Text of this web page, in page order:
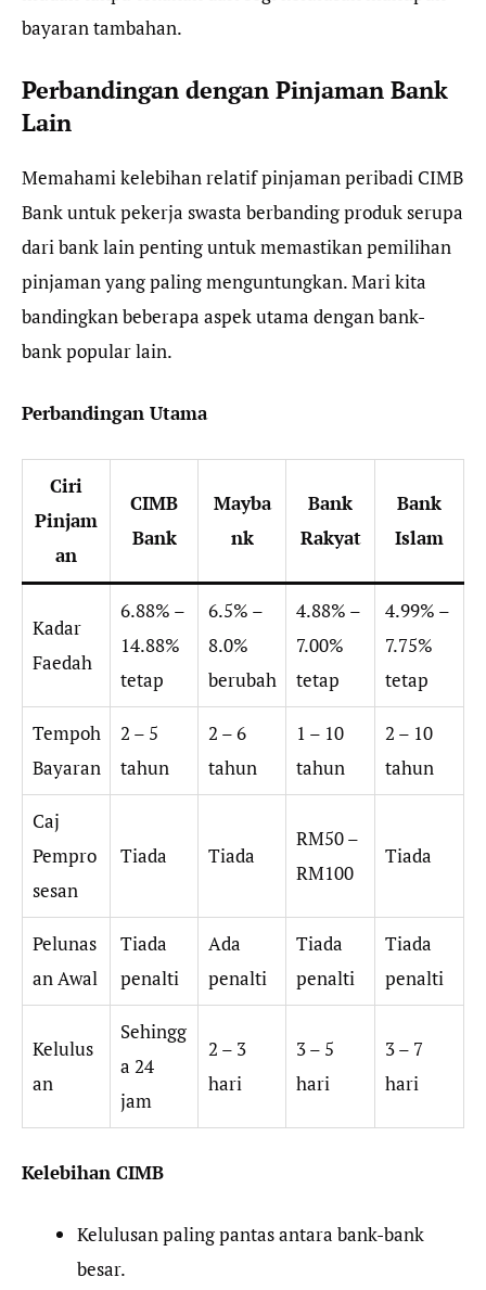
bayaran tambahan.
Perbandingan dengan Pinjaman Bank
Lain
Memahami kelebihan relatif pinjaman peribadi CIMB
Bank untuk pekerja swasta berbanding produk serupa
dari bank lain penting untuk memastikan pemilihan
pinjaman yang paling menguntungkan. Mari kita
bandingkan beberapa aspek utama dengan bank-
bank popular lain.
Perbandingan Utama
Ciri
Pinjam
an
CIMB
Bank
Mayba
nk
Bank
Rakyat
Bank
Islam
Kadar
Faedah
6.88% –
14.88%
tetap
6.5% –
8.0%
berubah
4.88% –
7.00%
tetap
4.99% –
7.75%
tetap
Tempoh
Bayaran
2 – 5
tahun
2 – 6
tahun
1 – 10
tahun
2 – 10
tahun
Caj
Pempro
sesan
Tiada Tiada
RM50 –
RM100
Tiada
Pelunas
an Awal
Tiada
penalti
Ada
penalti
Tiada
penalti
Tiada
penalti
Kelulus
an
Sehingg
a 24
jam
2 – 3
hari
3 – 5
hari
3 – 7
hari
Kelebihan CIMB
Kelulusan paling pantas antara bank-bank
besar.